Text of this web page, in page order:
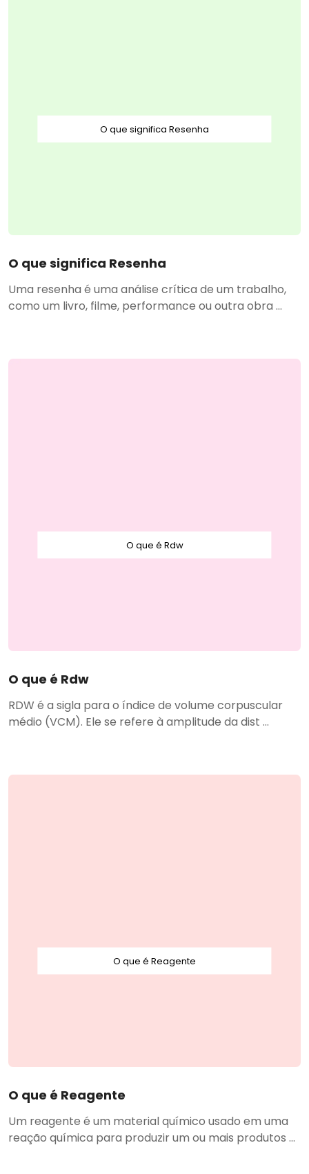
O que significa Resenha
O que significa Resenha
Uma resenha é uma análise crítica de um trabalho,
como um livro, filme, performance ou outra obra ...
O que é Rdw
O que é Rdw
RDW é a sigla para o índice de volume corpuscular
médio (VCM). Ele se refere à amplitude da dist ...
O que é Reagente
O que é Reagente
Um reagente é um material químico usado em uma
reação química para produzir um ou mais produtos ...